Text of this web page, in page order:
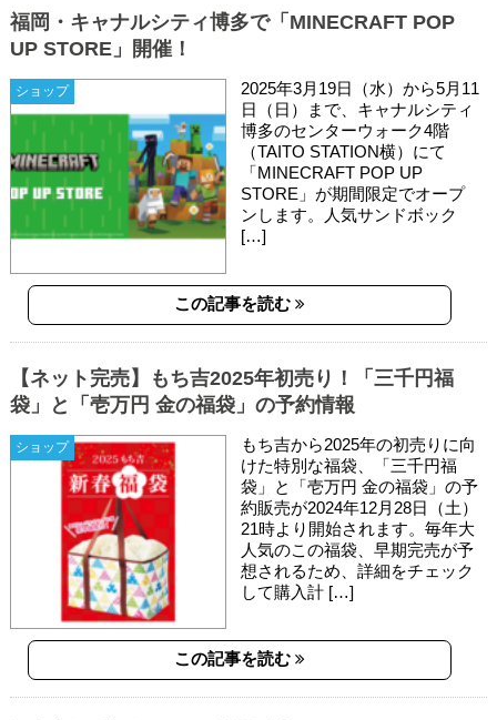
ショップ
福岡・キャナルシティ博多で「MINECRAFT POP
UP STORE」開催！
2025年3月19日（水）から5月11
日（日）まで、キャナルシティ
博多のセンターウォーク4階
（TAITO STATION横）にて
「MINECRAFT POP UP
STORE」が期間限定でオープ
ンします。人気サンドボック
[…]
この記事を読む
ショップ
【ネット完売】もち吉2025年初売り！「三千円福
袋」と「壱万円 金の福袋」の予約情報
もち吉から2025年の初売りに向
けた特別な福袋、「三千円福
袋」と「壱万円 金の福袋」の予
約販売が2024年12月28日（土）
21時より開始されます。毎年大
人気のこの福袋、早期完売が予
想されるため、詳細をチェック
して購入計 […]
この記事を読む